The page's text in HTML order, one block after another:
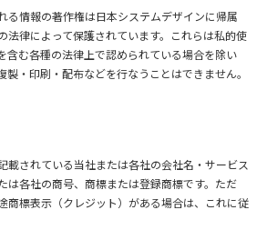
る情報の著作権は日本システムデザインに帰属
法律によって保護されています。これらは私的使
含む各種の法律上で認められている場合を除い
製・印刷・配布などを行なうことはできません。
載されている当社または各社の会社名・サービス
は各社の商号、商標または登録商標です。ただ
商標表示（クレジット）がある場合は、これに従